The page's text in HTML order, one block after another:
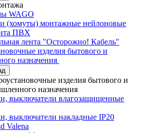
WAGO
(хомуты) монтажные нейлоновые
ПВХ
лента "Осторожно! Кабель"
изделия бытового и
назначения
изделия бытового и
назначения
выключатели влагозащищенные
выключатели накладные IP20
Valena